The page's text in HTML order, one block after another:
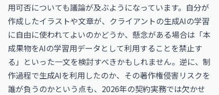
用可否についても議論が及ぶようになっています。自分が
作成したイラストや文章が、クライアントの生成AIの学習
に自由に使われてよいのかどうか、懸念がある場合は「本
成果物をAIの学習用データとして利用することを禁止す
る」といった一文を検討すべきかもしれません。逆に、制
作過程で生成AIを利用したのか、その著作権侵害リスクを
誰が負うのかという点も、2026年の契約実務では欠かせ